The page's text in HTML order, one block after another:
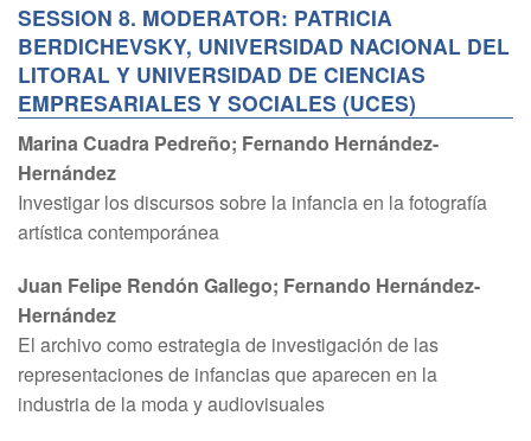
SESSION 8. MODERATOR: PATRICIA
BERDICHEVSKY, UNIVERSIDAD NACIONAL DEL
LITORAL Y UNIVERSIDAD DE CIENCIAS
EMPRESARIALES Y SOCIALES (UCES)
Marina Cuadra Pedreño; Fernando Hernández-
Hernández
Investigar los discursos sobre la infancia en la fotografía
artística contemporánea
Juan Felipe Rendón Gallego; Fernando Hernández-
Hernández
El archivo como estrategia de investigación de las
representaciones de infancias que aparecen en la
industria de la moda y audiovisuales